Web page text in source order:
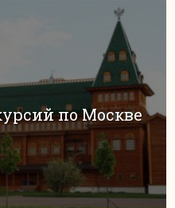
по Москве